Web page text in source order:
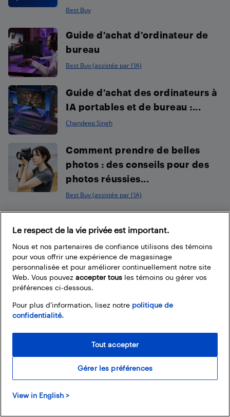
Best Buy
Guide d’achat d’ordinateur de
bureau
Best Buy (assistée par l'IA)
Guide d’achat des ordinateurs à
IA portables et de bureau :...
Chandeep Singh
Comment prendre de belles
photos : des conseils pour des
photos réussies...
Best Buy (assistée par l'IA)
les enseignants : leur nouvel
allié pour...
Christine Persaud
Footer
À propos du blogue de Best Buy
Branchez-vous à la communauté Best Buy. Vous pouvez y
Le respect de la vie privée est important.
Nous et nos partenaires de confiance utilisons des témoins
pour vous offrir une expérience de magasinage
personnalisée et pour améliorer continuellement notre site
Web. Vous pouvez accepter tous les témoins ou gérer vos
préférences ci-dessous.
Pour plus d’information, lisez notre
View in English >
politique de
confidentialité.
Gérer les préférences
Tout accepter